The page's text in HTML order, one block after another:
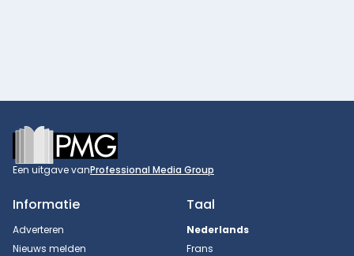
Footer
Een uitgave vanProfessional Media Group
Informatie
Adverteren
Nieuws melden
Taal
Nederlands
Frans